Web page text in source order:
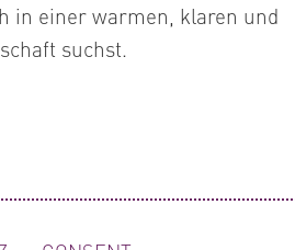
in einer warmen, klaren und
suchst.